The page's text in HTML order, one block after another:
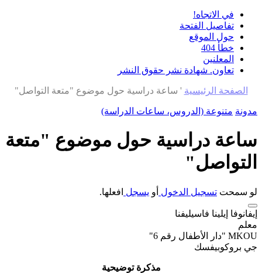
في الاتجاه!
تفاصيل الفتحة
حول الموقع
خطأ 404
المعلنين
تعاون. شهادة نشر حقوق النشر
الصفحة الرئيسية ' ساعة دراسية حول موضوع "متعة التواصل"
مدونة متنوعة (الدروس، ساعات الدراسة)
ساعة دراسية حول موضوع "متعة
التواصل"
لو سمحت تسجيل الدخول أو يسجل افعلها.
إيفانوفا إيلينا فاسيليفنا
معلم
MKOU "دار الأطفال رقم 6"
جي بروكوبيفسك
مذكرة توضيحية